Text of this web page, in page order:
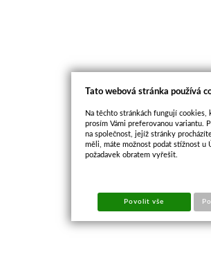
Tato webová stránka používá
Na těchto stránkách fungují
prosím Vámi preferovanou variantu.
na společnost, jejíž stránky
měli, máte možnost podat stížnost u
požadavek obratem vyřešit.
Povolit vše